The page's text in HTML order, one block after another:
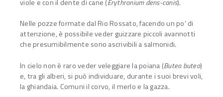
viole e con il dente di cane (Erythronium dens-canis).
Nelle pozze formate dal Rio Rossato, facendo un po’ di
attenzione, è possibile veder guizzare piccoli avannotti
che presumibilmente sono ascrivibili a salmonidi.
In cielo non è raro veder veleggiare la poiana (Buteo buteo)
e, tra gli alberi, si può individuare, durante i suoi brevi voli,
la ghiandaia. Comuni il corvo, il merlo e la gazza.